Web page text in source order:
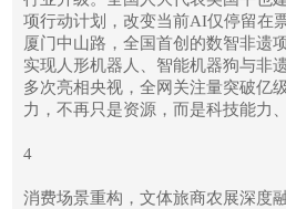
项行动计划，改变当前AI仅停留在
厦门中山路，全国首创的数智非遗
实现人形机器人、智能机器狗与非
多次亮相央视，全网关注量突破亿
力，不再只是资源，而是科技能力
4
消费场景重构，文体旅商农展深度